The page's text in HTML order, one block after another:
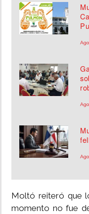
Moltó reiteró que
momento no fue